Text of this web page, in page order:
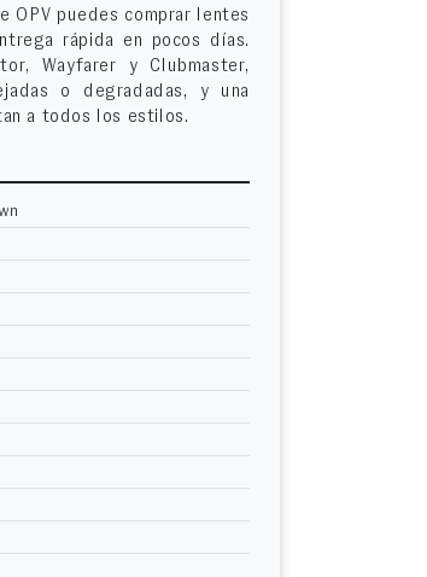
OPV puedes comprar lentes
rápida en pocos días.
Wayfarer y Clubmaster,
o degradadas, y una
a todos los estilos.